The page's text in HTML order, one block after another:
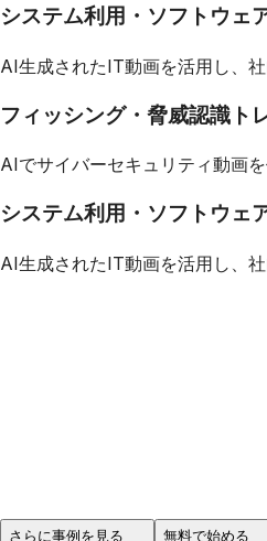
システム利用・ソフトウェ
AI生成されたIT動画を活用し、
フィッシング・脅威認識ト
AIでサイバーセキュリティ動画
システム利用・ソフトウェ
AI生成されたIT動画を活用し、
さらに事例を見る 無料で始める